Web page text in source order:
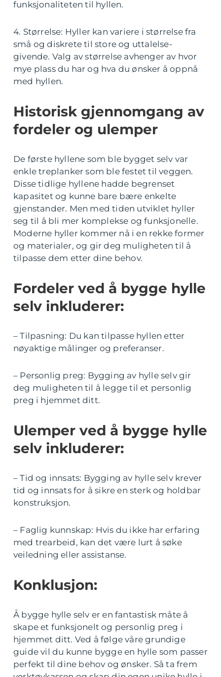
funksjonaliteten til hyllen.
4. Størrelse: Hyller kan variere i størrelse fra
små og diskrete til store og uttalelse-
givende. Valg av størrelse avhenger av hvor
mye plass du har og hva du ønsker å oppnå
med hyllen.
Historisk gjennomgang av
fordeler og ulemper
De første hyllene som ble bygget selv var
enkle treplanker som ble festet til veggen.
Disse tidlige hyllene hadde begrenset
kapasitet og kunne bare bære enkelte
gjenstander. Men med tiden utviklet hyller
seg til å bli mer komplekse og funksjonelle.
Moderne hyller kommer nå i en rekke former
og materialer, og gir deg muligheten til å
tilpasse dem etter dine behov.
Fordeler ved å bygge hylle
selv inkluderer:
– Tilpasning: Du kan tilpasse hyllen etter
nøyaktige målinger og preferanser.
– Personlig preg: Bygging av hylle selv gir
deg muligheten til å legge til et personlig
preg i hjemmet ditt.
Ulemper ved å bygge hylle
selv inkluderer:
– Tid og innsats: Bygging av hylle selv krever
tid og innsats for å sikre en sterk og holdbar
konstruksjon.
– Faglig kunnskap: Hvis du ikke har erfaring
med trearbeid, kan det være lurt å søke
veiledning eller assistanse.
Konklusjon:
Å bygge hylle selv er en fantastisk måte å
skape et funksjonelt og personlig preg i
hjemmet ditt. Ved å følge våre grundige
guide vil du kunne bygge en hylle som passer
perfekt til dine behov og ønsker. Så ta frem